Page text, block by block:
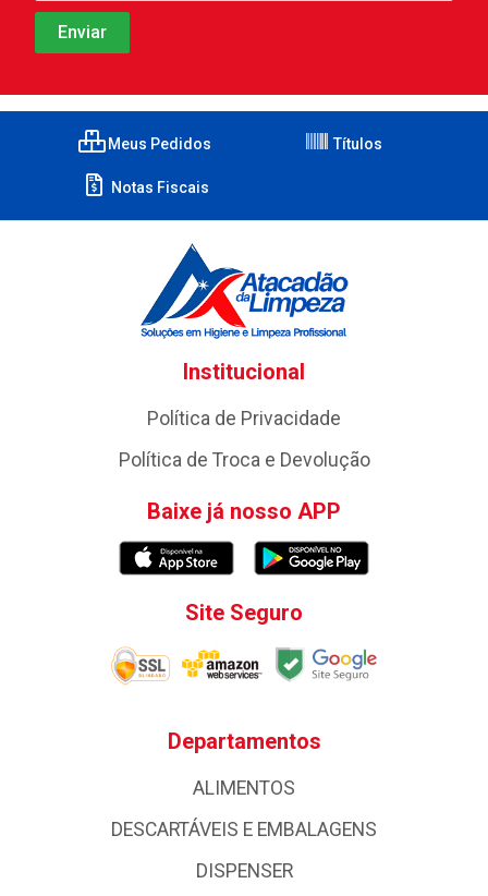
Meus Pedidos Títulos
Notas Fiscais
Institucional
Política de Privacidade
Política de Troca e Devolução
Baixe já nosso APP
Site Seguro
Departamentos
ALIMENTOS
DESCARTÁVEIS E EMBALAGENS
DISPENSER